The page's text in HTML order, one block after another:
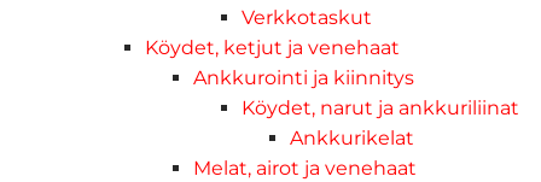
Verkkotaskut
Köydet, ketjut ja venehaat
Ankkurointi ja kiinnitys
Köydet, narut ja ankkuriliinat
Ankkurikelat
Melat, airot ja venehaat